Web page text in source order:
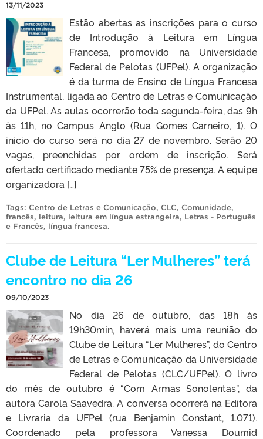
13/11/2023
Estão abertas as inscrições para o curso
de Introdução à Leitura em Língua
Francesa, promovido na Universidade
Federal de Pelotas (UFPel). A organização
é da turma de Ensino de Língua Francesa
Instrumental, ligada ao Centro de Letras e Comunicação
da UFPel. As aulas ocorrerão toda segunda-feira, das 9h
às 11h, no Campus Anglo (Rua Gomes Carneiro, 1). O
início do curso será no dia 27 de novembro. Serão 20
vagas, preenchidas por ordem de inscrição. Será
ofertado certificado mediante 75% de presença. A equipe
organizadora […]
Tags: Centro de Letras e Comunicação, CLC, Comunidade,
francês, leitura, leitura em língua estrangeira, Letras - Português
e Francês, língua francesa.
Clube de Leitura “Ler Mulheres” terá
encontro no dia 26
09/10/2023
No dia 26 de outubro, das 18h às
19h30min, haverá mais uma reunião do
Clube de Leitura “Ler Mulheres”, do Centro
de Letras e Comunicação da Universidade
Federal de Pelotas (CLC/UFPel). O livro
do mês de outubro é “Com Armas Sonolentas”, da
autora Carola Saavedra. A conversa ocorrerá na Editora
e Livraria da UFPel (rua Benjamin Constant, 1.071).
Coordenado pela professora Vanessa Doumid